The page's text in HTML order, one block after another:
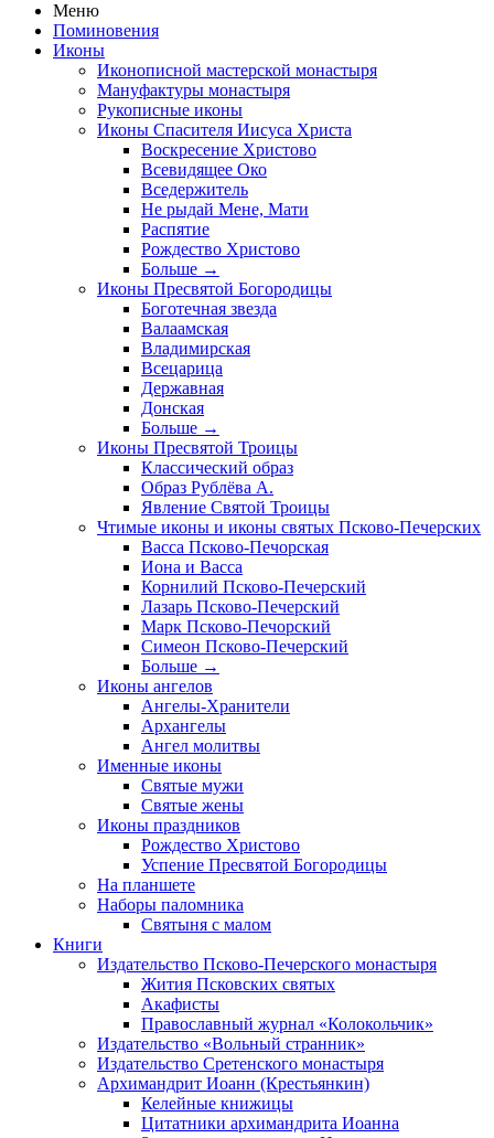
Меню
Поминовения
Иконы
Иконописной мастерской монастыря
Мануфактуры монастыря
Рукописные иконы
Иконы Спасителя Иисуса Христа
Воскресение Христово
Всевидящее Око
Вседержитель
Не рыдай Мене, Мати
Распятие
Рождество Христово
Больше →
Иконы Пресвятой Богородицы
Боготечная звезда
Валаамская
Владимирская
Всецарица
Державная
Донская
Больше →
Иконы Пресвятой Троицы
Классический образ
Образ Рублёва А.
Явление Святой Троицы
Чтимые иконы и иконы святых Псково-Печерских
Васса Псково-Печорская
Иона и Васса
Корнилий Псково-Печерский
Лазарь Псково-Печерский
Марк Псково-Печорский
Симеон Псково-Печерский
Больше →
Иконы ангелов
Ангелы-Хранители
Архангелы
Ангел молитвы
Именные иконы
Святые мужи
Святые жены
Иконы праздников
Рождество Христово
Успение Пресвятой Богородицы
На планшете
Наборы паломника
Святыня с малом
Книги
Издательство Псково-Печерского монастыря
Жития Псковских святых
Акафисты
Православный журнал «Колокольчик»
Издательство «Вольный странник»
Издательство Сретенского монастыря
Архимандрит Иоанн (Крестьянкин)
Келейные книжицы
Цитатники архимандрита Иоанна